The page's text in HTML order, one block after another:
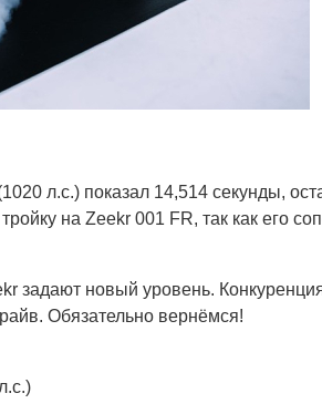
л.с.) показал 14,514 секунды,
на Zeekr 001 FR, так как его
задают новый уровень.
Обязательно вернёмся!